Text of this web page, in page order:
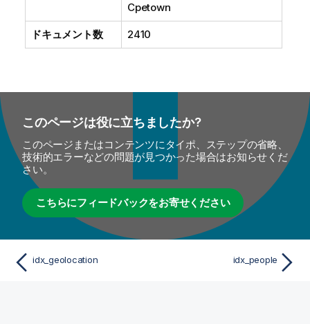
Cpetown
ドキュメント数 2410
このページは役に立ちましたか?
このページまたはコンテンツにタイポ、ステップの省略、
技術的エラーなどの問題が見つかった場合はお知らせくだ
さい。
こちらにフィードバックをお寄せください
idx_geolocation idx_people